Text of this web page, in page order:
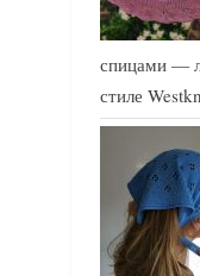
спицами —
стиле